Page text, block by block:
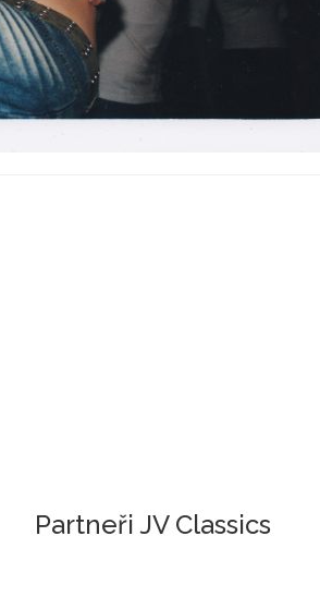
Partneři JV Classics